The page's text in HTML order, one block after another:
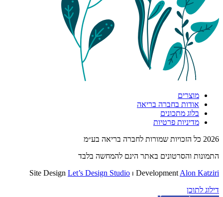
מוצרים
אודות בחברה בריאה
בלוג מתכונים
מדיניות פרטיות
2026 כל הזכויות שמורות לחברה בריאה בע״מ
התמונות והסרטונים באתר הינם להמחשה בלבד
Site Design Let’s Design Studio ⏐ Development Alon Katziri
דילוג לתוכן